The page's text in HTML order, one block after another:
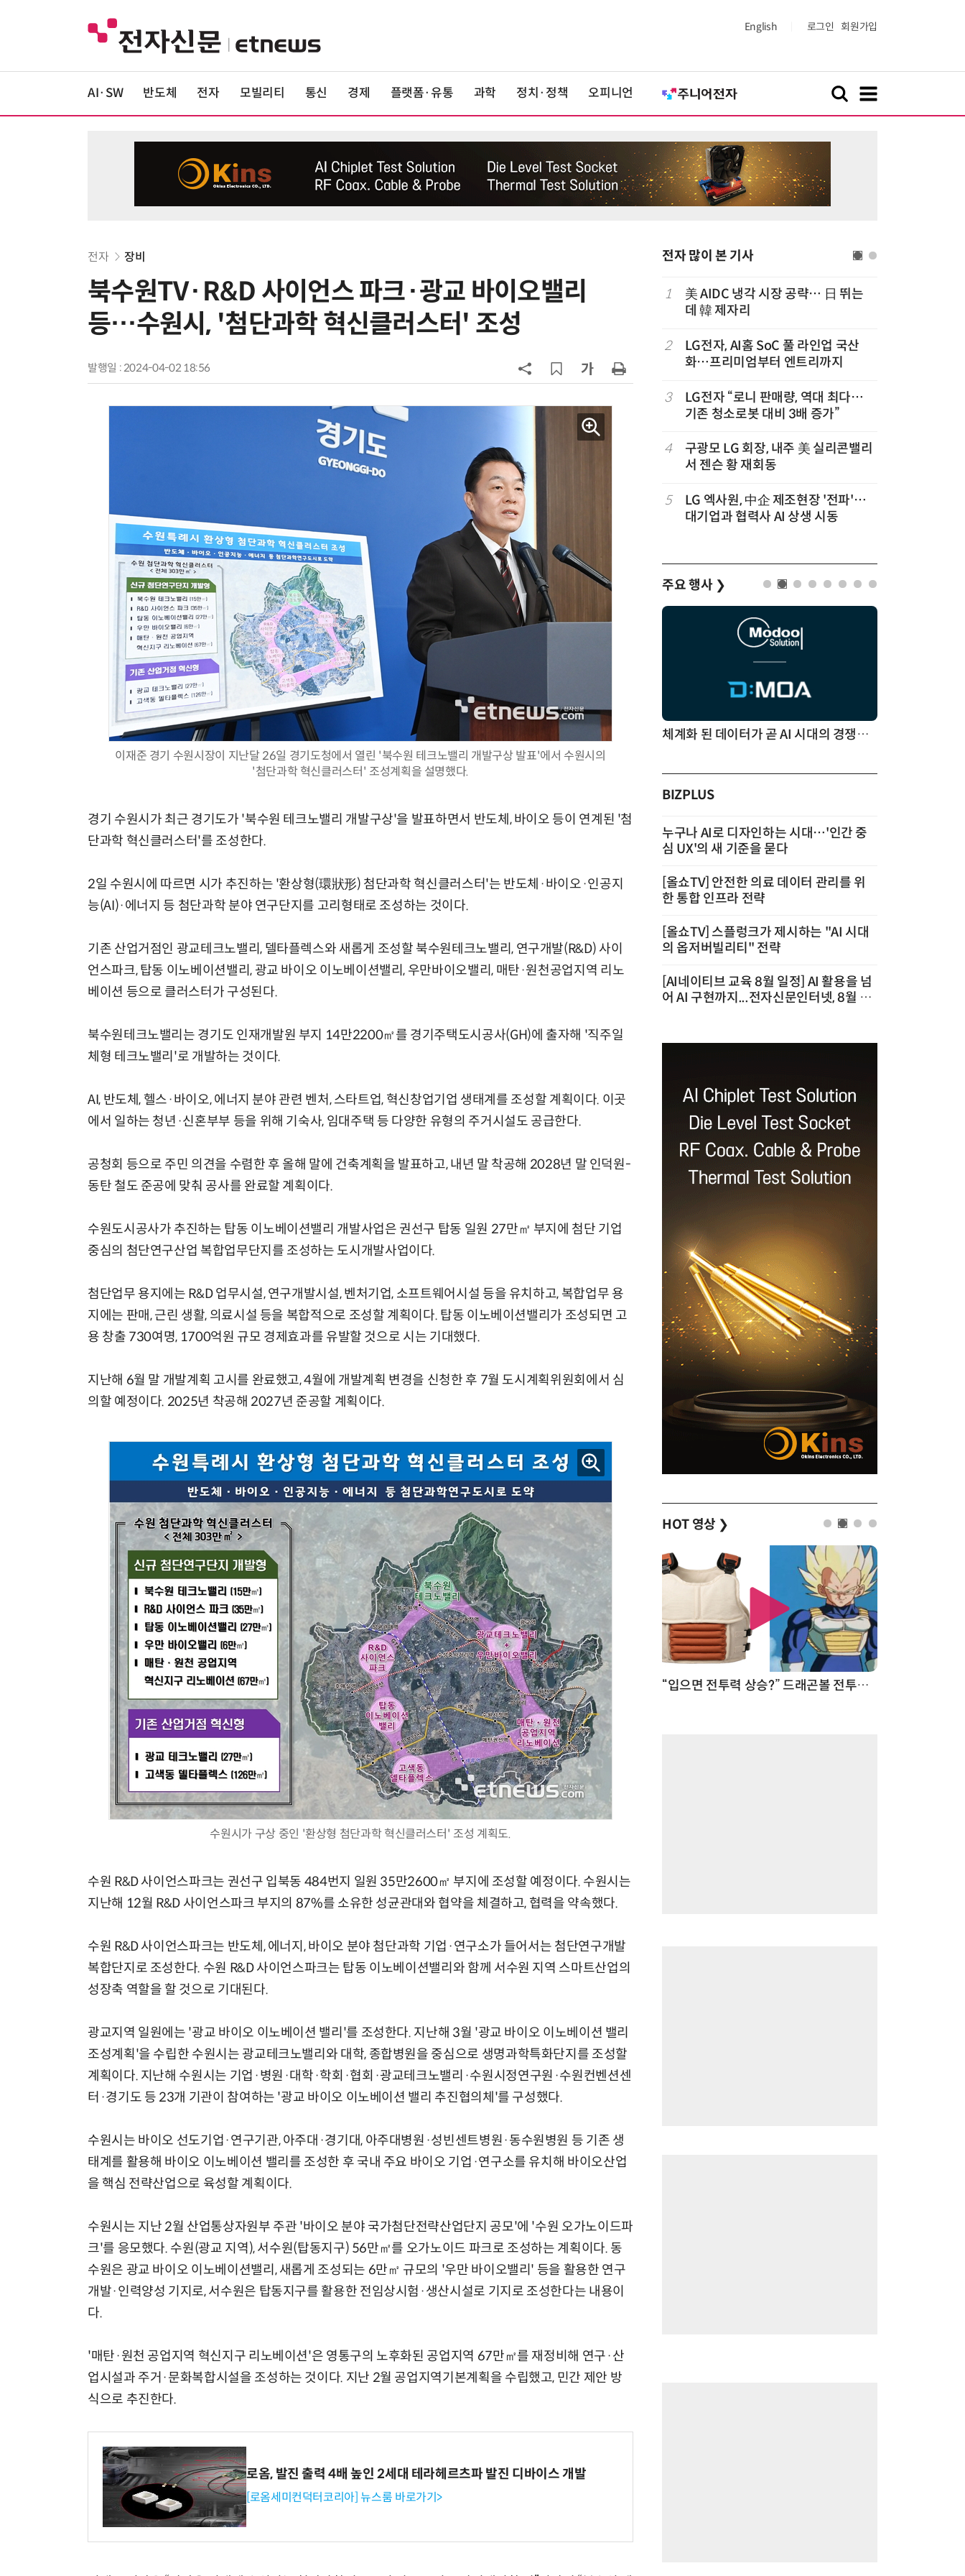
English 로그인 회원가입
AI·SW 반도체 전자 모빌리티 통신 경제 플랫폼·유통 과학 정치·정책 오피니언
전자 장비
북수원TV·R&D 사이언스 파크·광교 바이오밸리
등…수원시, '첨단과학 혁신클러스터' 조성
발행일 : 2024-04-02 18:56
이재준 경기 수원시장이 지난달 26일 경기도청에서 열린 '북수원 테크노밸리 개발구상 발표'에서 수원시의
'첨단과학 혁신클러스터' 조성계획을 설명했다.
경기 수원시가 최근 경기도가 '북수원 테크노밸리 개발구상'을 발표하면서 반도체, 바이오 등이 연계된 '첨
단과학 혁신클러스터'를 조성한다.
2일 수원시에 따르면 시가 추진하는 '환상형(環狀形) 첨단과학 혁신클러스터'는 반도체·바이오·인공지
능(AI)·에너지 등 첨단과학 분야 연구단지를 고리형태로 조성하는 것이다.
기존 산업거점인 광교테크노밸리, 델타플렉스와 새롭게 조성할 북수원테크노밸리, 연구개발(R&D) 사이
언스파크, 탑동 이노베이션밸리, 광교 바이오 이노베이션밸리, 우만바이오밸리, 매탄·원천공업지역 리노
베이션 등으로 클러스터가 구성된다.
북수원테크노밸리는 경기도 인재개발원 부지 14만2200㎡를 경기주택도시공사(GH)에 출자해 '직주일
체형 테크노밸리'로 개발하는 것이다.
AI, 반도체, 헬스·바이오, 에너지 분야 관련 벤처, 스타트업, 혁신창업기업 생태계를 조성할 계획이다. 이곳
에서 일하는 청년·신혼부부 등을 위해 기숙사, 임대주택 등 다양한 유형의 주거시설도 공급한다.
공청회 등으로 주민 의견을 수렴한 후 올해 말에 건축계획을 발표하고, 내년 말 착공해 2028년 말 인덕원-
동탄 철도 준공에 맞춰 공사를 완료할 계획이다.
수원도시공사가 추진하는 탑동 이노베이션밸리 개발사업은 권선구 탑동 일원 27만㎡ 부지에 첨단 기업
중심의 첨단연구산업 복합업무단지를 조성하는 도시개발사업이다.
첨단업무 용지에는 R&D 업무시설, 연구개발시설, 벤처기업, 소프트웨어시설 등을 유치하고, 복합업무 용
지에는 판매, 근린 생활, 의료시설 등을 복합적으로 조성할 계획이다. 탑동 이노베이션밸리가 조성되면 고
용 창출 730여명, 1700억원 규모 경제효과를 유발할 것으로 시는 기대했다.
지난해 6월 말 개발계획 고시를 완료했고, 4월에 개발계획 변경을 신청한 후 7월 도시계획위원회에서 심
의할 예정이다. 2025년 착공해 2027년 준공할 계획이다.
수원시가 구상 중인 '환상형 첨단과학 혁신클러스터' 조성 계획도.
수원 R&D 사이언스파크는 권선구 입북동 484번지 일원 35만2600㎡ 부지에 조성할 예정이다. 수원시는
지난해 12월 R&D 사이언스파크 부지의 87%를 소유한 성균관대와 협약을 체결하고, 협력을 약속했다.
수원 R&D 사이언스파크는 반도체, 에너지, 바이오 분야 첨단과학 기업·연구소가 들어서는 첨단연구개발
복합단지로 조성한다. 수원 R&D 사이언스파크는 탑동 이노베이션밸리와 함께 서수원 지역 스마트산업의
성장축 역할을 할 것으로 기대된다.
광교지역 일원에는 '광교 바이오 이노베이션 밸리'를 조성한다. 지난해 3월 '광교 바이오 이노베이션 밸리
조성계획'을 수립한 수원시는 광교테크노밸리와 대학, 종합병원을 중심으로 생명과학특화단지를 조성할
계획이다. 지난해 수원시는 기업·병원·대학·학회·협회·광교테크노밸리·수원시정연구원·수원컨벤션센
터·경기도 등 23개 기관이 참여하는 '광교 바이오 이노베이션 밸리 추진협의체'를 구성했다.
수원시는 바이오 선도기업·연구기관, 아주대·경기대, 아주대병원·성빈센트병원·동수원병원 등 기존 생
태계를 활용해 바이오 이노베이션 밸리를 조성한 후 국내 주요 바이오 기업·연구소를 유치해 바이오산업
을 핵심 전략산업으로 육성할 계획이다.
수원시는 지난 2월 산업통상자원부 주관 '바이오 분야 국가첨단전략산업단지 공모'에 '수원 오가노이드파
크'를 응모했다. 수원(광교 지역), 서수원(탑동지구) 56만㎡를 오가노이드 파크로 조성하는 계획이다. 동
수원은 광교 바이오 이노베이션밸리, 새롭게 조성되는 6만㎡ 규모의 '우만 바이오밸리' 등을 활용한 연구
개발·인력양성 기지로, 서수원은 탑동지구를 활용한 전임상시험·생산시설로 기지로 조성한다는 내용이
다.
'매탄·원천 공업지역 혁신지구 리노베이션'은 영통구의 노후화된 공업지역 67만㎡를 재정비해 연구·산
업시설과 주거·문화복합시설을 조성하는 것이다. 지난 2월 공업지역기본계획을 수립했고, 민간 제안 방
식으로 추진한다.
로옴, 발진 출력 4배 높인 2세대 테라헤르츠파 발진 디바이스 개발
[로옴세미컨덕터코리아] 뉴스룸 바로가기>
전자 많이 본 기사
6
'상업용 디스플레이 빌려쓴다' …LG
전자, 美 B2B 구독 시동
서 TV·모니터 '大戰'
[사설] 美 AIDC 냉각 시장, 우리도 현
지 대응을
바디프랜드, '미니' 브랜드 글로벌 확
장…美 이어 동남아·유럽 진출
1
美 AIDC 냉각 시장 공략… 日 뛰는
데 韓 제자리
2
LG전자, AI홈 SoC 풀 라인업 국산
화…프리미엄부터 엔트리까지
3
LG전자 “로니 판매량, 역대 최다…
기존 청소로봇 대비 3배 증가”
4
구광모 LG 회장, 내주 美 실리콘밸리
서 젠슨 황 재회동
5
LG 엑사원, 中企 제조현장 '전파'…
대기업과 협력사 AI 상생 시동
주요 행사 ❯
AI Native Enterprise를 지원하는 AI Ready Data 플랫폼 활용 전략 체계화 된 데이터가 곧 AI 시대의 경쟁력이다
BIZPLUS
누구나 AI로 디자인하는 시대…'인간 중
심 UX'의 새 기준을 묻다
[올쇼TV] 안전한 의료 데이터 관리를 위
한 통합 인프라 전략
[올쇼TV] 스플렁크가 제시하는 "AI 시대
의 옵저버빌리티" 전략
[AI네이티브 교육 8월 일정] AI 활용을 넘
어 AI 구현까지...전자신문인터넷, 8월 실
HOT 영상 ❯
“계속 쫓아왔다”…도망치던 우크라 민간인 공격한 러 자폭 드론 “입으면 전투력 상승?” 드래곤볼 전투복 닮은 중량조끼